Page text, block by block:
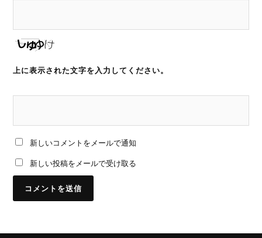
上に表示された文字を入力してください。
新しいコメントをメールで通知
新しい投稿をメールで受け取る